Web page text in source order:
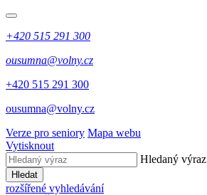
+420 515 291 300
ousumna@volny.cz
+420 515 291 300
ousumna@volny.cz
Verze pro seniory Mapa webu
Vytisknout
Hledaný výraz
Hledat
rozšířené vyhledávání